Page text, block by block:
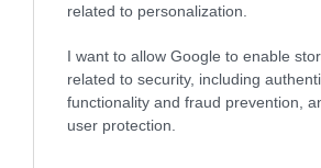
related to personalization.
I want to allow Google to enable
related to security, including
functionality and fraud prevention,
user protection.
272 68 282